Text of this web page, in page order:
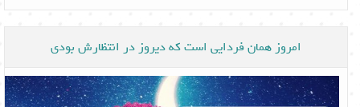
امروز همان فردایی است که دیروز در انتظارش بودی